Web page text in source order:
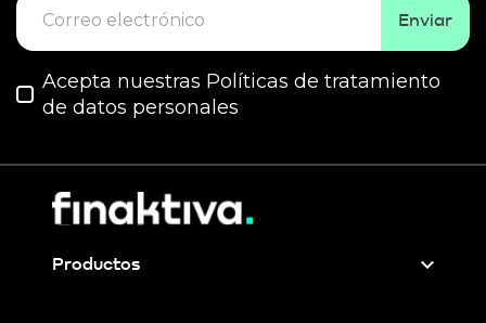
Enviar
Acepta nuestras Políticas de tratamiento
de datos personales
Productos